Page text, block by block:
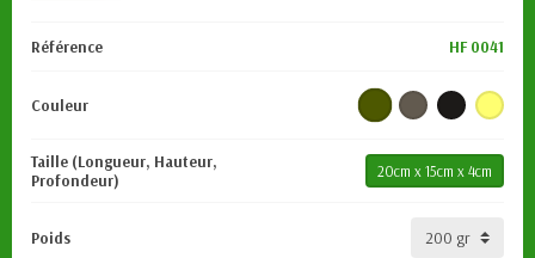
Référence HF 0041
Couleur
Taille (Longueur, Hauteur,
Profondeur)
20cm x 15cm x 4cm
Poids